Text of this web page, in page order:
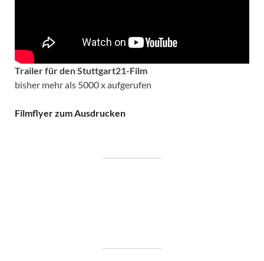
Trailer für den Stuttgart21-Film
bisher mehr als 5000 x aufgerufen
Filmflyer zum Ausdrucken